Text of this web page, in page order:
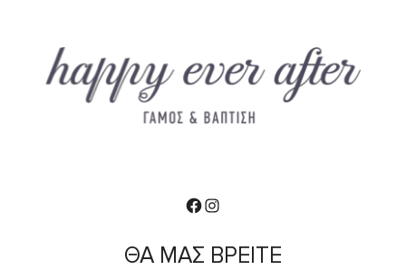
ΘΑ ΜΑΣ ΒΡΕΙΤΕ
Facebook
Instagram